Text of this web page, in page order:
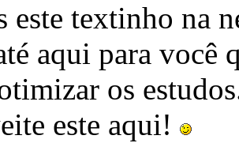
este textinho na
aqui para você
os
este aqui!